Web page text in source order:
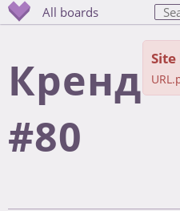
All boards
#80